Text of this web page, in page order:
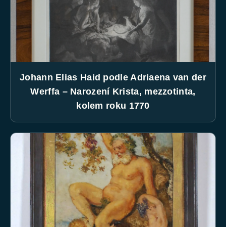
Johann Elias Haid podle Adriaena van der
Werffa – Narození Krista, mezzotinta,
kolem roku 1770